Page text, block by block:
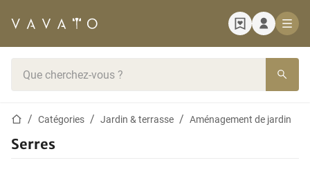
Page d'accueil
Catégories Jardin & terrasse Aménagement de jardin
Serres